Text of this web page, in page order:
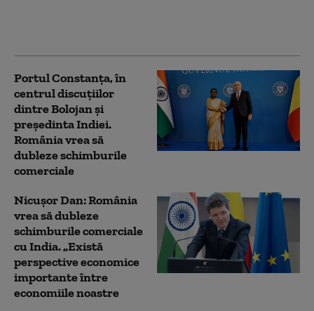
Portul Constanța, în
centrul discuțiilor
dintre Bolojan și
președinta Indiei.
România vrea să
dubleze schimburile
comerciale
Nicușor Dan: România
vrea să dubleze
schimburile comerciale
cu India. „Există
perspective economice
importante între
economiile noastre